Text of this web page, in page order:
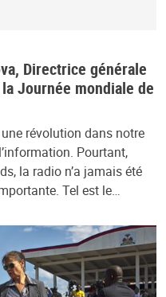
Directrice générale
la Journée mondiale de
révolution dans notre
Pourtant,
la radio n’a jamais été
Tel est le…